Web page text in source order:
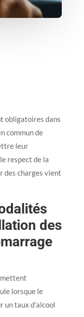
obligatoires dans
commun de
leur
respect de la
des charges vient
des
lorsque le
taux d’alcool